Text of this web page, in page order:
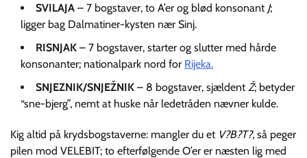
SVILAJA – 7 bogstaver, to A’er og blød konsonant J;
ligger bag Dalmatiner-kysten nær Sinj.
RISNJAK – 7 bogstaver, starter og slutter med hårde
konsonanter; nationalpark nord for Rijeka.
SNJEZNIK/SNJEŽNIK – 8 bogstaver, sjældent Ž; betyder
“sne-bjerg”, nemt at huske når ledetråden nævner kulde.
Kig altid på krydsbogstaverne: mangler du et V?B?T?, så peger
pilen mod VELEBIT; to efterfølgende O’er er næsten lig med